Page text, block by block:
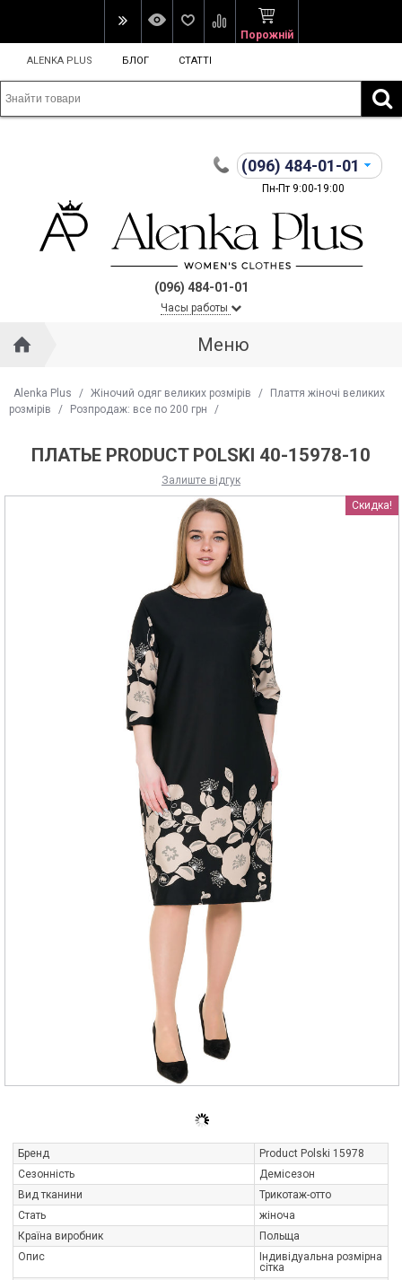
Порожній
ALENKA PLUS БЛОГ СТАТТІ
(096) 484-01-01
Пн-Пт 9:00-19:00
(096) 484-01-01
Часы работы
Меню
Alenka Plus / Жіночий одяг великих розмірів /
Плаття жіночі великих
розмірів
/ Розпродаж: все по 200 грн /
ПЛАТЬЕ PRODUCT POLSKI 40-15978-10
Залиште відгук
Скидка!
Бренд
Product Polski 15978
Сезонність
Демісезон
Вид тканини
Трикотаж-отто
Стать
жіноча
Країна виробник
Польща
Опис
Індивідуальна розмірна
сітка